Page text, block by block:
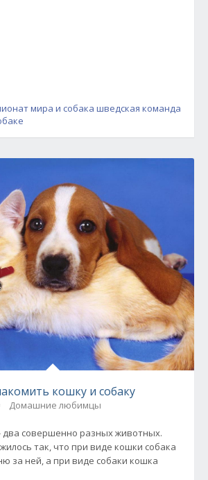
мира и собака шведская команда
кошку и собаку
Домашние любимцы
два совершенно разных животных.
так, что при виде кошки собака
за ней, а при виде собаки кошка